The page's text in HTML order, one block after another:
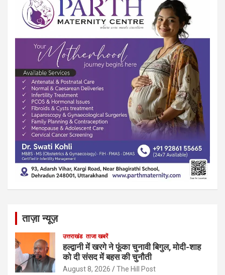
ताज़ा न्यूज़
उत्तराखंड ताजा खबरें
हल्द्वानी में खरगे ने फूंका चुनावी बिगुल, मोदी-शाह
को दी संसद में बहस की चुनौती
August 8, 2026 The Hill Post